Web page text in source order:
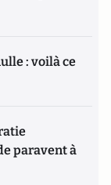
: voilà ce
paravent à